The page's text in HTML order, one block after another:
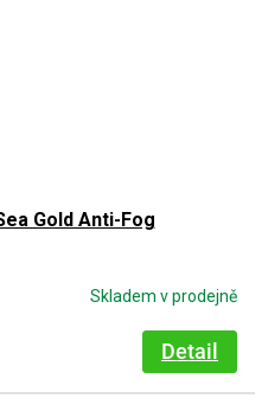
Gold Anti-Fog
Skladem v prodejně
Detail